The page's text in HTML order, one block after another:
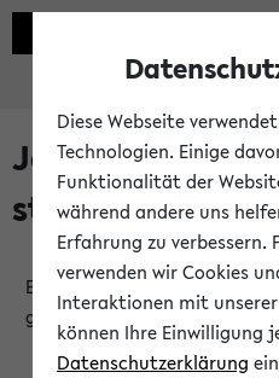
Jetzt und in
stattfindende
Es wurden keine jetzt
gefunden!
Diese Webseite
Technologien. Einige
Funktionalität der
während andere uns
Erfahrung zu verbessern.
verwenden wir Cookies
Interaktionen mit unserer
können Ihre Einwilligung
Datenschutzerklärung